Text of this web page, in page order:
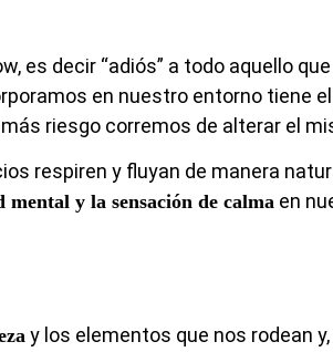
es decir “adiós” a todo aquello
en nuestro entorno tiene
riesgo corremos de alterar el
respiren y fluyan de manera
mental y la sensación de calma en
y los elementos que nos rodean